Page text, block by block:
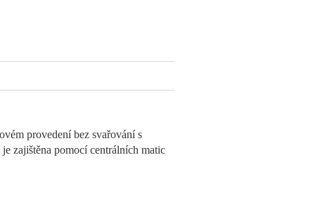
provedení bez svařování s
zajištěna pomocí centrálních matic